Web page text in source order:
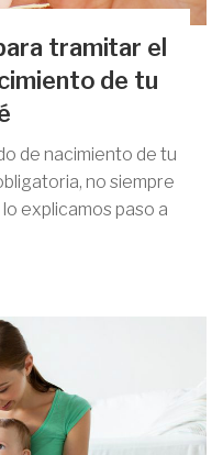
tramitar el
de tu
de nacimiento de tu
no siempre
explicamos paso a